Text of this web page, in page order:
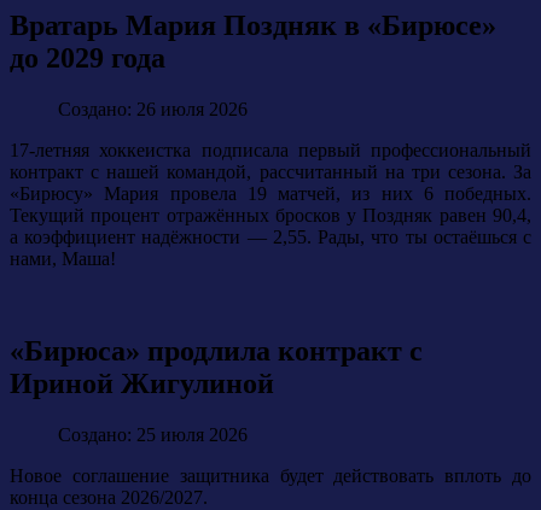
Вратарь Мария Поздняк в «Бирюсе»
до 2029 года
Создано: 26 июля 2026
17-летняя хоккеистка подписала первый профессиональный
контракт с нашей командой, рассчитанный на три сезона. За
«Бирюсу» Мария провела 19 матчей, из них 6 победных.
Текущий процент отражённых бросков у Поздняк равен 90,4,
а коэффициент надёжности — 2,55. Рады, что ты остаёшься с
нами, Маша!
«Бирюса» продлила контракт с
Ириной Жигулиной
Создано: 25 июля 2026
Новое соглашение защитника будет действовать вплоть до
конца сезона 2026/2027.